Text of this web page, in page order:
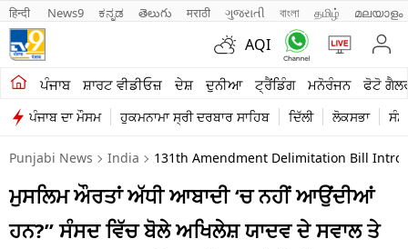
हिन्दी News9 ಕನ್ನಡ తెలుగు मराठी ગુજરાતી বাংলা தமிழ் മലയാളം
AQI
ਪੰਜਾਬ ਸ਼ਾਰਟ ਵੀਡੀਓਜ਼ ਦੇਸ਼ ਦੁਨੀਆ ਟ੍ਰੈਂਡਿੰਗ ਮਨੋਰੰਜਨ ਫੋਟੋ
ਪੰਜਾਬ ਦਾ ਮੌਸਮ ਹੁਕਮਨਾਮਾ ਸ੍ਰੀ ਦਰਬਾਰ ਸਾਹਿਬ ਦਿੱਲੀ ਲੋਕਸਭਾ
ਖੇਤੀਬਾੜੀ
ਸ਼ਾਰਟ ਵੀਡੀਓਜ਼
ਕਾਰੋਬਾਰ
ਕਰਿਅਰ
Punjabi News India 131th Amendment Delimitation Bill
ਮੁਸਲਿਮ ਔਰਤਾਂ ਅੱਧੀ ਆਬਾਦੀ ‘ਚ ਨਹੀਂ ਆਉਂਦੀਆਂ
ਹਨ?” ਸੰਸਦ ਵਿੱਚ ਬੋਲੇ ਅਖਿਲੇਸ਼ ਯਾਦਵ ਦੇ ਸਵਾਲ ਤੇ